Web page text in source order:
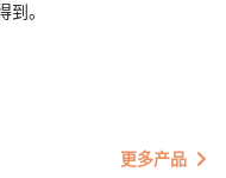
。
更多产品